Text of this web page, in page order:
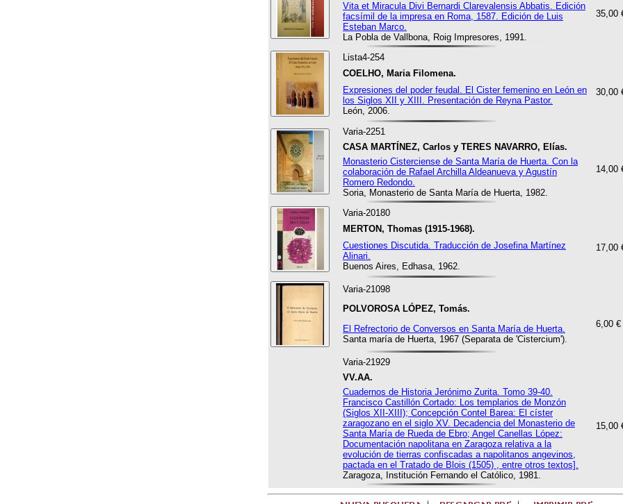
35,00
Vita et Miracula Divi Bernardi Clarevalensis Abbatis. Edición
facsímil de la impresa en Roma, 1587. Edición de Luis
Esteban Marco.
La Pobla de Vallbona, Roig Impresores, 1991.
Lista4-254
COELHO, Maria Filomena.
30,00
Expresiones del poder feudal. El Cister femenino en León en
los Siglos XII y XIII. Presentación de Reyna Pastor.
León, 2006.
Varia-2251
CASA MARTÍNEZ, Carlos y TERES NAVARRO, Elías.
14,00
Monasterio Cisterciense de Santa María de Huerta. Con la
colaboración de Rafael Archilla Aldeanueva y Agustín
Romero Redondo.
Soria, Monasterio de Santa María de Huerta, 1982.
Varia-20180
MERTON, Thomas (1915-1968).
17,00
Cuestiones Discutida. Traducción de Josefina Martínez
Alinari.
Buenos Aires, Edhasa, 1962.
Varia-21098
POLVOROSA LÓPEZ, Tomás.
6,00 €
El Refrectorio de Conversos en Santa María de Huerta.
Santa maría de Huerta, 1967 (Separata de 'Cistercium').
Varia-21929
VV.AA.
15,00
Cuadernos de Historia Jerónimo Zurita. Tomo 39-40.
Francisco Castillón Cortado: Los templarios de Monzón
(Siglos XII-XIII); Concepción Contel Barea: El císter
zaragozano en el siglo XV. Decadencia del Monasterio de
Santa María de Rueda de Ebro; Angel Canellas López:
Documentación napolitana en Zaragoza relativa a la
evolución de tierras confiscadas a napolitanos angevinos,
pactada en el Tratado de Blois (1505) , entre otros textos].
Zaragoza, Institución Fernando el Católico, 1981.